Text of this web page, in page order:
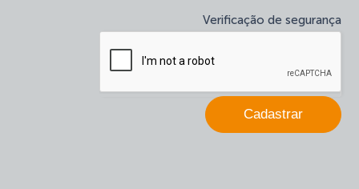
Verificação de segurança
Cadastrar
este
campo
branco.